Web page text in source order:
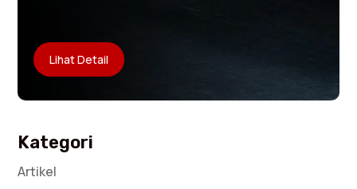
Lihat Detail
Kategori
Artikel